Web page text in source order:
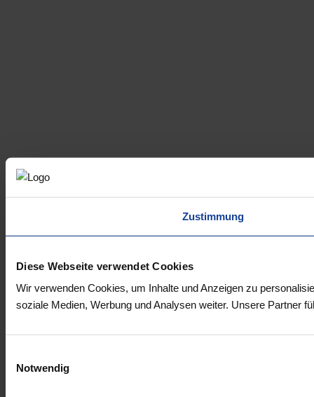
Zustimmung
Diese Webseite verwendet Cookies
Wir verwenden Cookies, um Inhalte und Anzeigen zu
soziale Medien, Werbung und Analysen weiter. Unsere Partner
Notwendig